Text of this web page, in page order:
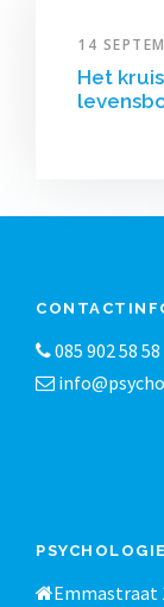
14
Het
085 902 58 58
Emmastraat